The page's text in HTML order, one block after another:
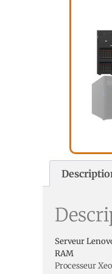
Serveur
RAM
Processeur